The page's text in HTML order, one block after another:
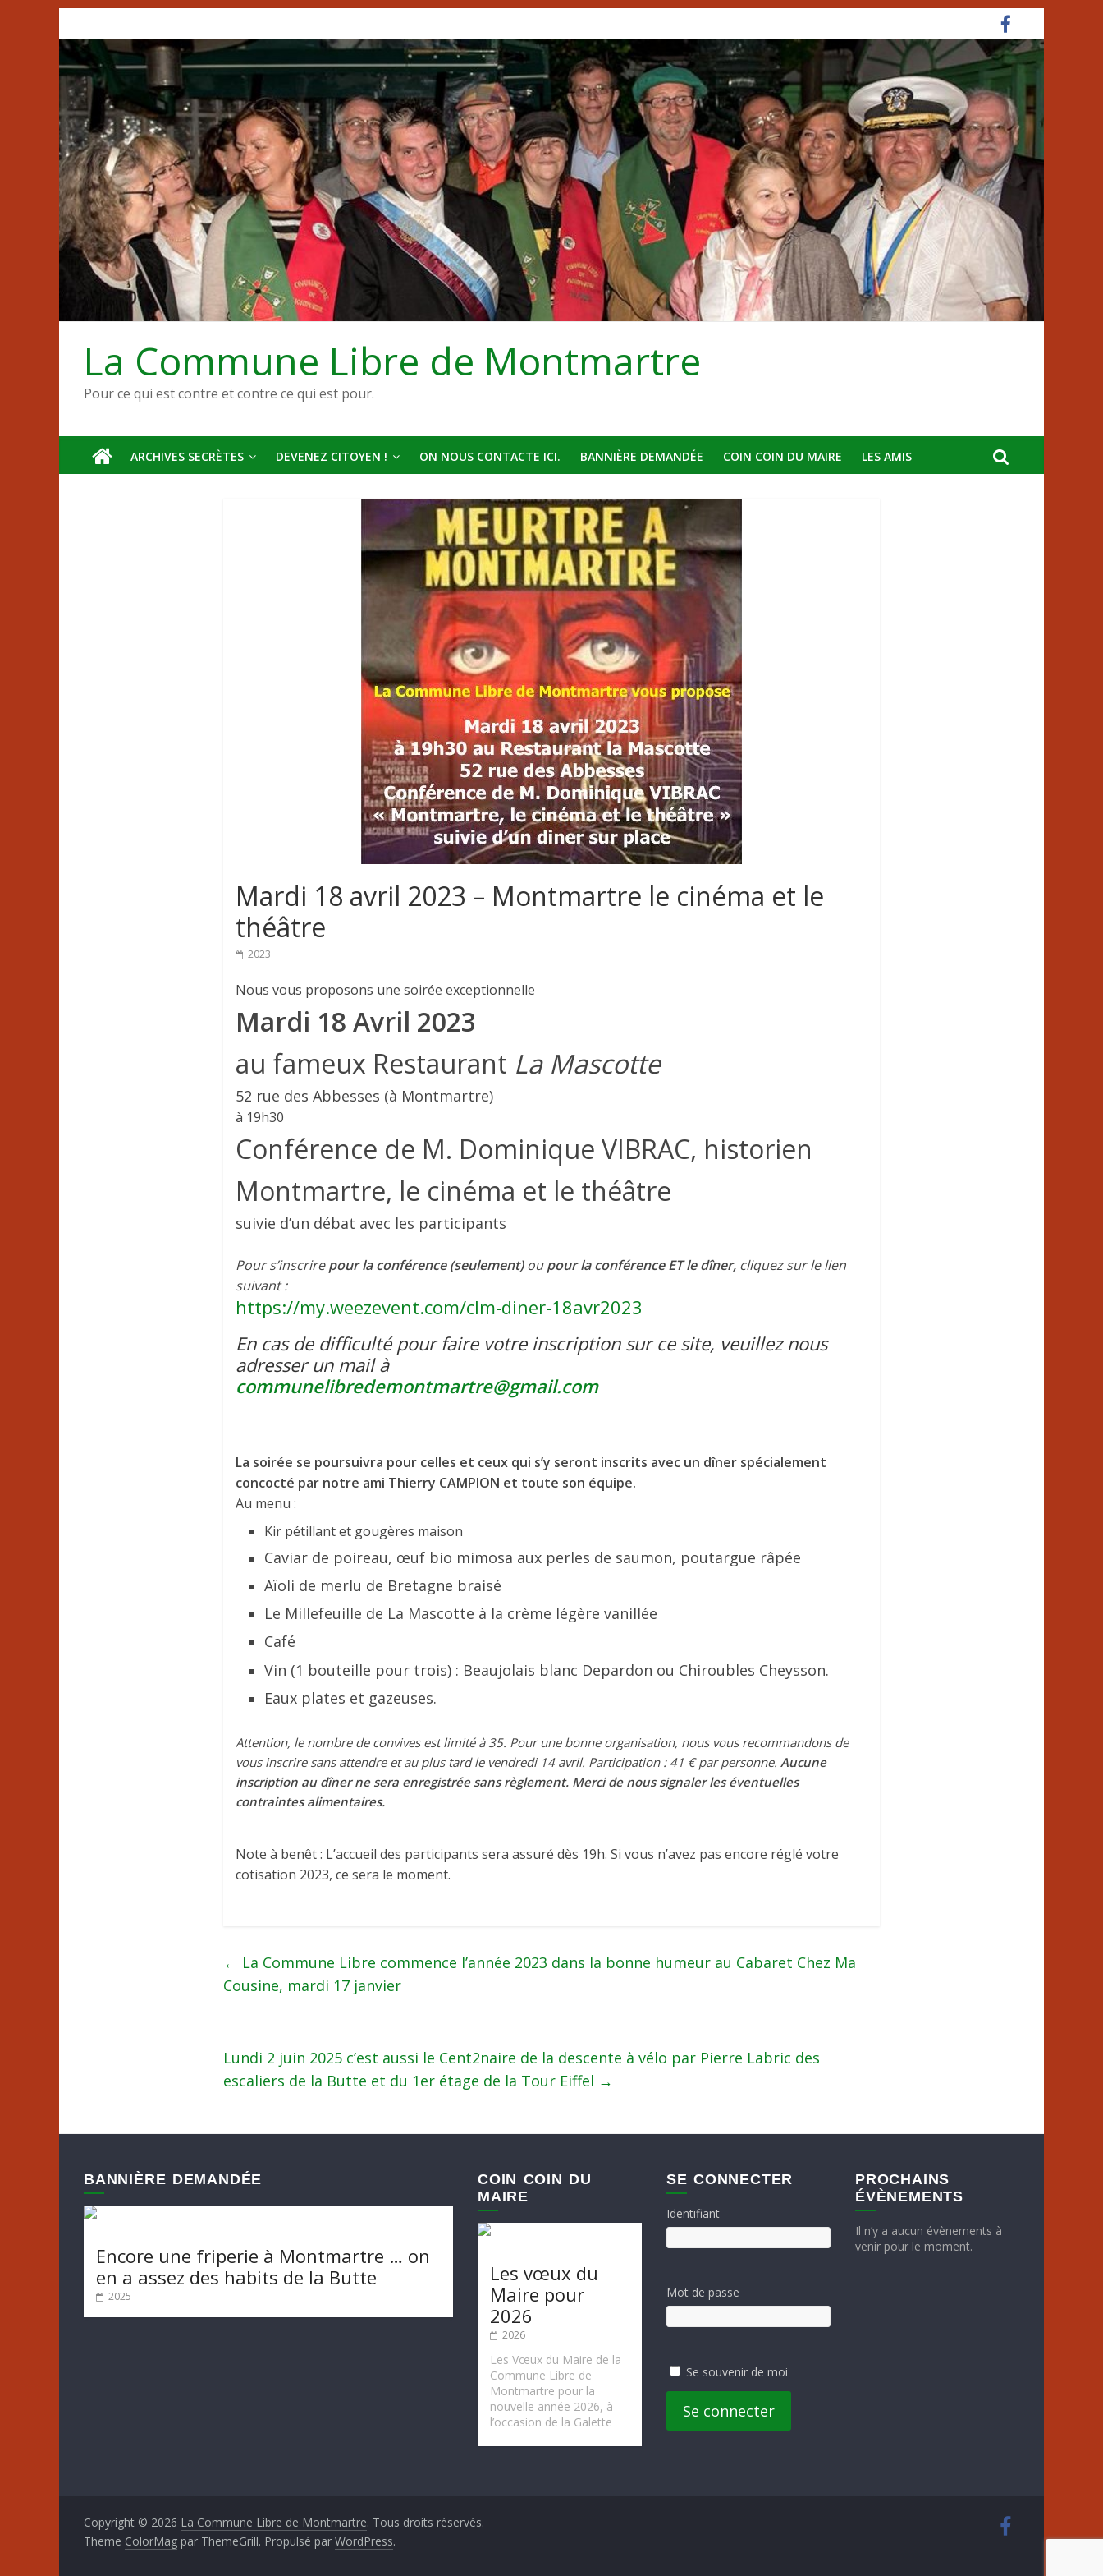
au
contenu
La Commune Libre de Montmartre
Pour ce qui est contre et contre ce qui est pour.
ARCHIVES SECRÈTES DEVENEZ CITOYEN ! ON NOUS CONTACTE ICI. BANNIÈRE DEMANDÉE COIN COIN DU MAIRE LES AMIS
Mardi 18 avril 2023 – Montmartre le cinéma et le
théâtre
2023
Nous vous proposons une soirée exceptionnelle
Mardi 18 Avril 2023
au fameux Restaurant La Mascotte
52 rue des Abbesses (à Montmartre)
à 19h30
Conférence de M. Dominique VIBRAC, historien
Montmartre, le cinéma et le théâtre
suivie d’un débat avec les participants
Pour s’inscrirepour la conférence (seulement)oupour la conférence ET le dîner, cliquez sur le lien
suivant :
https://my.weezevent.com/clm-diner-18avr2023
En cas de difficulté pour faire votre inscription sur ce site, veuillez nous
adresser un mail à
communelibredemontmartre@gmail.com
La soirée se poursuivra pour celles et ceux qui s’y seront inscrits avec un dîner spécialement
concocté par notre ami Thierry CAMPION et toute son équipe.
Au menu :
Kir pétillant et gougères maison
Caviar de poireau, œuf bio mimosa aux perles de saumon, poutargue râpée
Aïoli de merlu de Bretagne braisé
Le Millefeuille de La Mascotte à la crème légère vanillée
Café
Vin (1 bouteille pour trois) : Beaujolais blanc Depardon ou Chiroubles Cheysson.
Eaux plates et gazeuses.
Attention, le nombre de convives est limité à 35. Pour une bonne organisation, nous vous recommandons de
vous inscrire sans attendre et au plus tard le vendredi 14 avril. Participation : 41 € par personne. Aucune
inscription au dîner ne sera enregistrée sans règlement. Merci de nous signaler les éventuelles
contraintes alimentaires.
Note à benêt : L’accueil des participants sera assuré dès 19h. Si vous n’avez pas encore réglé votre
cotisation 2023, ce sera le moment.
← La Commune Libre commence l’année 2023 dans la bonne humeur au Cabaret Chez Ma
Cousine, mardi 17 janvier
Lundi 2 juin 2025 c’est aussi le Cent2naire de la descente à vélo par Pierre Labric des
escaliers de la Butte et du 1er étage de la Tour Eiffel →
BANNIÈRE DEMANDÉE
Encore une friperie à Montmartre … on
en a assez des habits de la Butte
2025
COIN COIN DU
MAIRE
Les vœux du
Maire pour
2026
2026
Les Vœux du Maire de la
Commune Libre de
Montmartre pour la
nouvelle année 2026, à
l’occasion de la Galette
SE CONNECTER
Identifiant
Mot de passe
Se souvenir de moi
Se connecter
PROCHAINS
ÉVÈNEMENTS
Il n’y a aucun évènements à
venir pour le moment.
Copyright © 2026 La Commune Libre de Montmartre. Tous droits réservés.
Theme ColorMag par ThemeGrill. Propulsé par WordPress.